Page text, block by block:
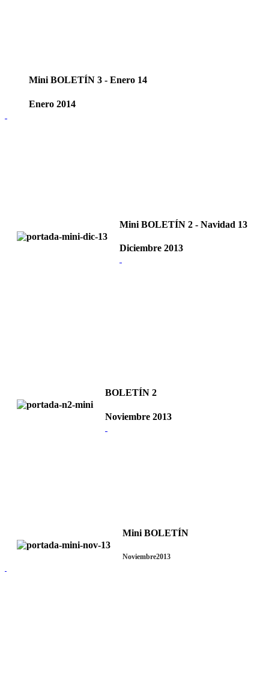
Mini BOLETÍN 3 - Enero 14
Enero 2014
Mini BOLETÍN 2 - Navidad 13
Diciembre 2013
BOLETÍN 2
Noviembre 2013
Mini BOLETÍN
Noviembre2013